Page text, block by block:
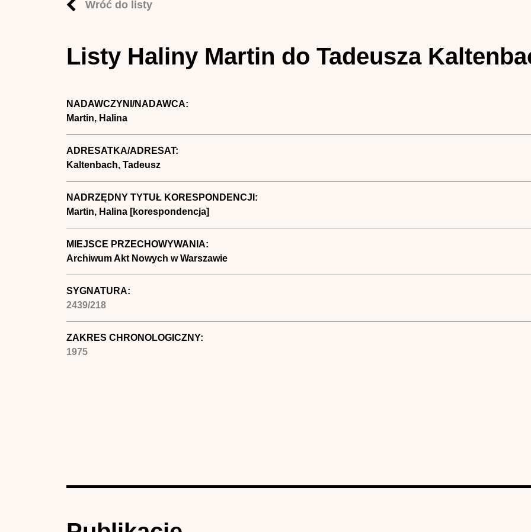
Wróć do listy
Listy Haliny Martin do Tadeusza
NADAWCZYNI/NADAWCA:
Martin, Halina
ADRESATKA/ADRESAT:
Kaltenbach, Tadeusz
NADRZĘDNY TYTUŁ KORESPONDENCJI:
Martin, Halina [korespondencja]
MIEJSCE PRZECHOWYWANIA:
Archiwum Akt Nowych w Warszawie
SYGNATURA:
2439/218
ZAKRES CHRONOLOGICZNY:
1975